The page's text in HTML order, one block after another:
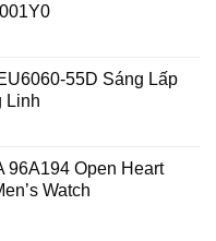
55D Sáng Lấp
Linh
96A194 Open Heart
Watch